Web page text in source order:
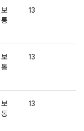
보
통
13
보
통
13
보
통
13